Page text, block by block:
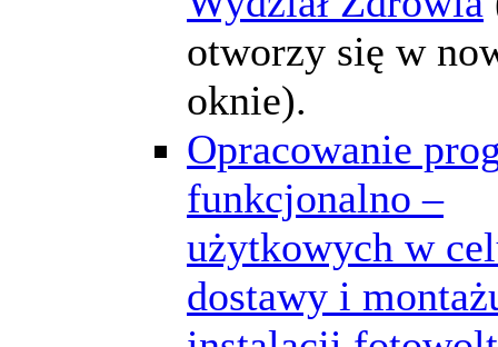
otworzy się w
oknie).
Opracowanie
funkcjonalno –
użytkowych w
dostawy i